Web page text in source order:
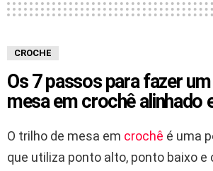
CROCHE
Os 7 passos para fazer
mesa em crochê alinhado
O trilho de mesa em crochê é uma
que utiliza ponto alto, ponto baixo e